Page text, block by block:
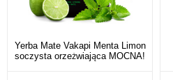
Yerba Mate Vakapi Menta Limon
soczysta orzeżwiająca MOCNA!